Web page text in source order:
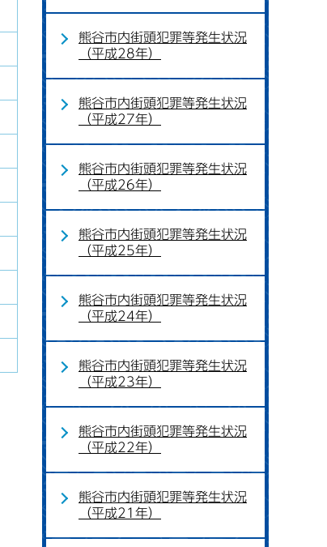
熊谷市内街頭犯罪等発生状況
（平成28年）
熊谷市内街頭犯罪等発生状況
（平成27年）
熊谷市内街頭犯罪等発生状況
（平成26年）
熊谷市内街頭犯罪等発生状況
（平成25年）
熊谷市内街頭犯罪等発生状況
（平成24年）
熊谷市内街頭犯罪等発生状況
（平成23年）
熊谷市内街頭犯罪等発生状況
（平成22年）
熊谷市内街頭犯罪等発生状況
（平成21年）